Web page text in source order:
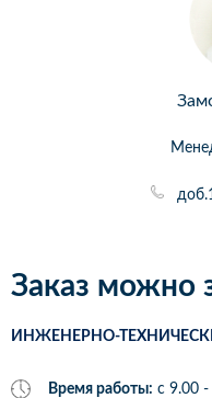
Заказ можно
ИНЖЕНЕРНО-
Время работы: с 9.00 -